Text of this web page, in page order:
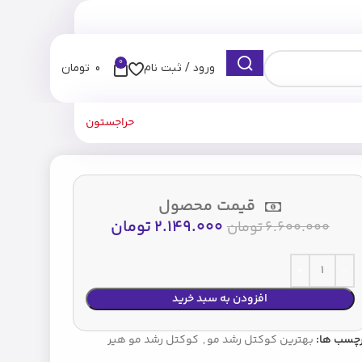
ورود / ثبت نام 0
0 تومان
حراجستون
قیمت محصول
6.600.000تومان 2.149.000تومان
افزودن به سبد خرید
ها: بهترین کوکتل رشد مو, کوکتل رشد مو هیر